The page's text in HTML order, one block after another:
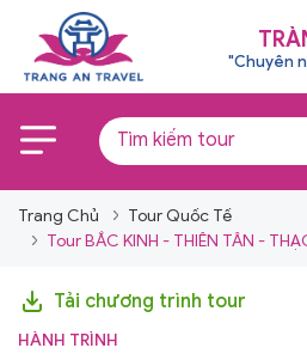
"Chuyên
Trang Chủ
Tour Quốc Tế
Tour BẮC KINH - THIÊN TÂN -
Tải chương trình tour
HÀNH TRÌNH